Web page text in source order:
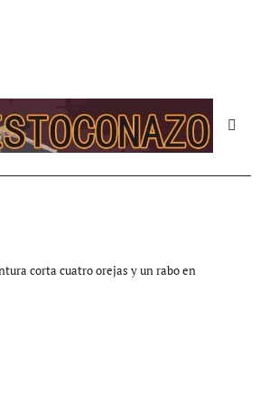
corta cuatro orejas y un rabo en